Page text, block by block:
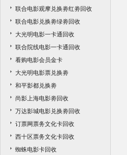
联合电影观摩兑换劵红劵回收
联合电影兑换劵绿劵回收
大光明电影一卡通回收
联合院线电影一卡通回收
看购电影会员金卡
大光明电影票兑换劵
和平影都兑换劵
尚影上海电影劵回收
万达影城电影兑换劵回收
订票网票务文化卡回收
西十区票务文化卡回收
蜘蛛电影卡回收